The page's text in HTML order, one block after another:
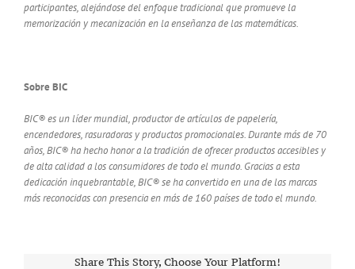
participantes, alejándose del enfoque tradicional que promueve la
memorización y mecanización en la enseñanza de las matemáticas.
Sobre BIC
BIC® es un líder mundial, productor de artículos de papelería,
encendedores, rasuradoras y productos promocionales. Durante más de 70
años, BIC® ha hecho honor a la tradición de ofrecer productos accesibles y
de alta calidad a los consumidores de todo el mundo. Gracias a esta
dedicación inquebrantable, BIC® se ha convertido en una de las marcas
más reconocidas con presencia en más de 160 países de todo el mundo.
Share This Story, Choose Your Platform!